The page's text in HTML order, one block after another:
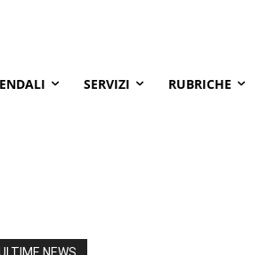
SERVIZI RUBRICHE
NEWS